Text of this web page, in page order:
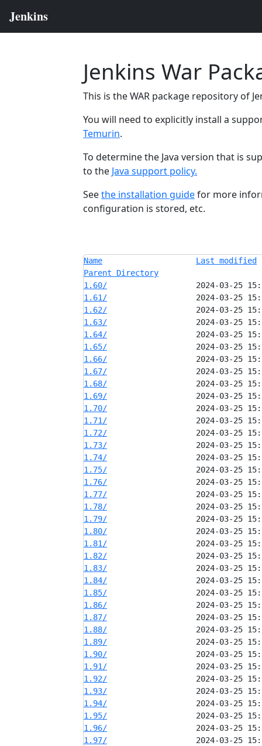
Jenkins War
This is the WAR package repository of
You will need to explicitly install a
Temurin.
To determine the Java version that is
to the Java support policy.
Seethe installation guidefor more
configuration is stored, etc.
Name
Last modified
Parent Directory
1.60/
1.61/
1.62/
1.63/
1.64/
1.65/
1.66/
1.67/
1.68/
1.69/
1.70/
1.71/
1.72/
1.73/
1.74/
1.75/
1.76/
1.77/
1.78/
1.79/
1.80/
1.81/
1.82/
1.83/
1.84/
1.85/
1.86/
1.87/
1.88/
1.89/
1.90/
1.91/
1.92/
1.93/
1.94/
1.95/
1.96/
1.97/